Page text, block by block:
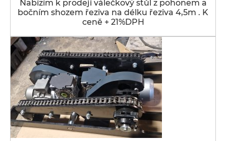
Nabízím k prodeji válečkový stůl z pohonem a
bočním shozem řeziva na délku řeziva 4,5m . K
ceně + 21%DPH